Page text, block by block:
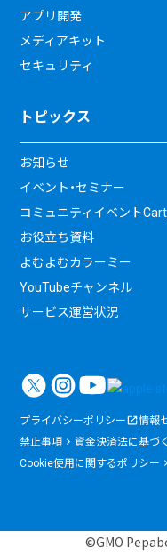
アプリ開発
メディアキット
セキュリティ
トピックス
お知らせ
イベント・セミナー
コミュニティイベント
お役立ち資料
よむよむカラーミー
YouTubeチャンネル
サービス運営状況
プライバシーポリシー 情報
禁止事項
資金決済法に基づ
Cookie使用に関するポリシー
©GMO